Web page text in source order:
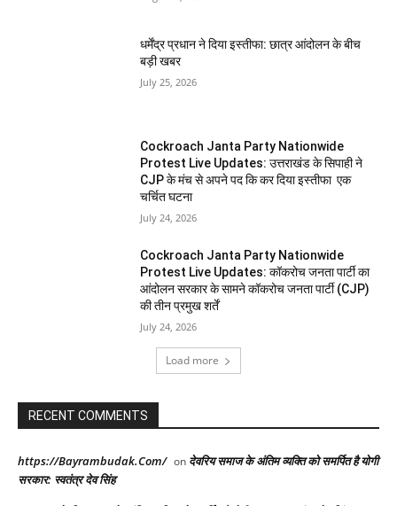
धर्मेंद्र प्रधान ने दिया इस्तीफा: छात्र आंदोलन के बीच
बड़ी खबर
July 25, 2026
Cockroach Janta Party Nationwide
Protest Live Updates: उत्तराखंड के सिपाही ने
CJP के मंच से अपने पद कि कर दिया इस्तीफा एक
चर्चित घटना
July 24, 2026
Cockroach Janta Party Nationwide
Protest Live Updates: कॉकरोच जनता पार्टी का
आंदोलन सरकार के सामने कॉकरोच जनता पार्टी (CJP)
की तीन प्रमुख शर्तें
July 24, 2026
Load more
RECENT COMMENTS
https://Bayrambudak.Com/ on देवरिय समाज के अंतिम व्यक्ति को समर्पित है योगी
सरकार: स्वतंत्र देव सिंह